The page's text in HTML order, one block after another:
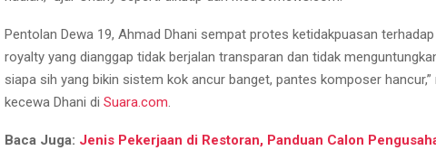
Pentolan Dewa 19, Ahmad Dhani sempat protes ketidakpuasan
royalty yang dianggap tidak berjalan transparan dan tidak
siapa sih yang bikin sistem kok ancur banget, pantes komposer
kecewa Dhani di Suara.com
Baca Juga: Jenis Pekerjaan di Restoran, Panduan Calon